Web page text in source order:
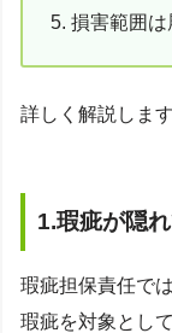
損害範囲は
詳しく解説します
1.瑕疵が隠
瑕疵担保責任で
瑕疵を対象とし